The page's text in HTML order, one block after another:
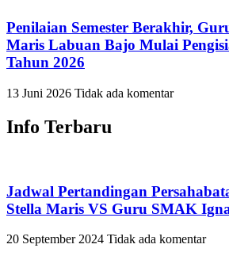
Penilaian Semester Berakhir,
Maris Labuan Bajo Mulai
Tahun 2026
13 Juni 2026 Tidak ada komentar
Info Terbaru
Jadwal Pertandingan
Stella Maris VS Guru SMAK
20 September 2024 Tidak ada komentar